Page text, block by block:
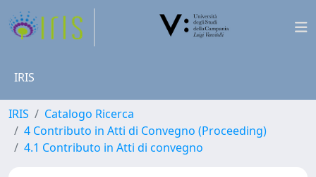
IRIS
IRIS
Catalogo Ricerca
4 Contributo in Atti di Convegno (Proceeding)
4.1 Contributo in Atti di convegno